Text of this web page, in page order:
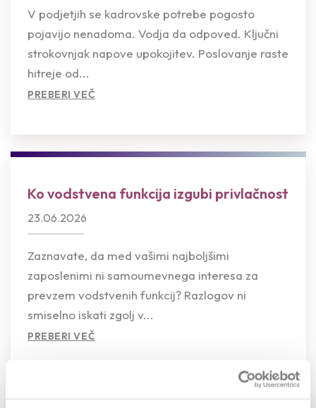
V podjetjih se kadrovske potrebe pogosto
pojavijo nenadoma. Vodja da odpoved. Ključni
strokovnjak napove upokojitev. Poslovanje raste
hitreje od...
PREBERI VEČ
Ko vodstvena funkcija izgubi privlačnost
23.06.2026
Zaznavate, da med vašimi najboljšimi
zaposlenimi ni samoumevnega interesa za
prevzem vodstvenih funkcij? Razlogov ni
smiselno iskati zgolj v...
PREBERI VEČ